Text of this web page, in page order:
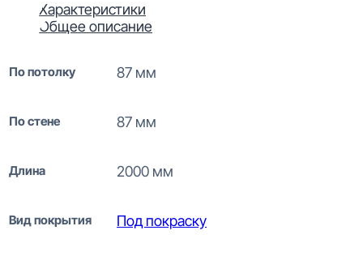
Характеристики
Общее описание
По потолку 87 мм
По стене 87 мм
Длина 2000 мм
Вид покрытия Под покраску